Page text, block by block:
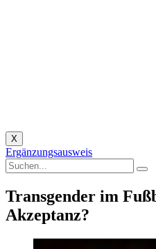
X
Ergänzungsausweis
Transgender im
Akzeptanz?